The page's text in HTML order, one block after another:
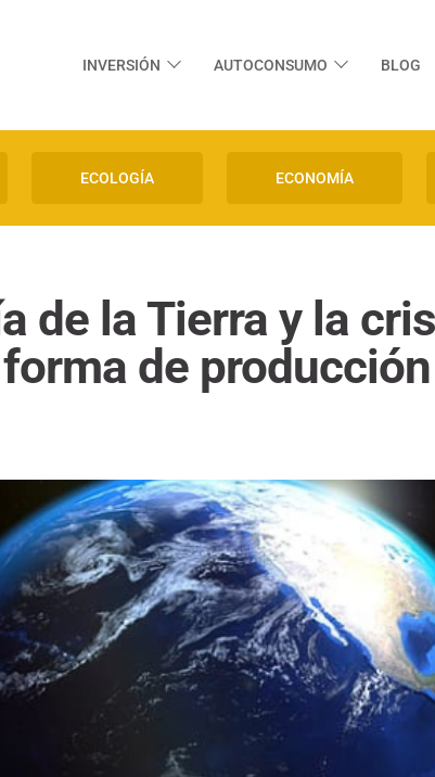
INVERSIÓN AUTOCONSUMO BLOG
ECOLOGÍA ECONOMÍA
de la Tierra y la
de